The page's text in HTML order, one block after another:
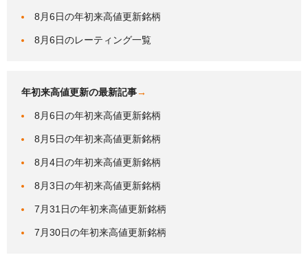
8月6日の年初来高値更新銘柄
8月6日のレーティング一覧
年初来高値更新の最新記事→
8月6日の年初来高値更新銘柄
8月5日の年初来高値更新銘柄
8月4日の年初来高値更新銘柄
8月3日の年初来高値更新銘柄
7月31日の年初来高値更新銘柄
7月30日の年初来高値更新銘柄